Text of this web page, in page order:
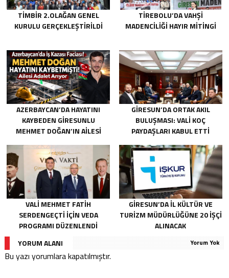
TİMBİR 2.OLAĞAN GENEL
KURULU GERÇEKLEŞTIRILDI
TIREBOLU’DA VAHŞI
MADENCILIĞI HAYIR MITINGI
AZERBAYCAN’DA HAYATINI
KAYBEDEN GIRESUNLU
MEHMET DOĞAN’IN AILESI
GIRESUN’DA ORTAK AKIL
BULUŞMASI: VALI KOÇ
PAYDAŞLARI KABUL ETTI
VALI MEHMET FATIH
SERDENGEÇTI İÇIN VEDA
PROGRAMI DÜZENLENDI
GIRESUN’DA İL KÜLTÜR VE
TURIZM MÜDÜRLÜĞÜNE 20 İŞÇI
ALINACAK
YORUM ALANI
Yorum Yok
Bu yazı yorumlara kapatılmıştır.